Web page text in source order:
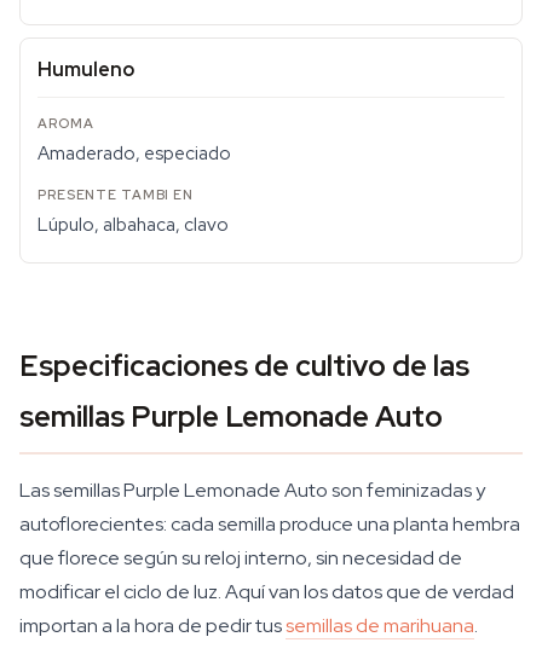
Humuleno
Amaderado, especiado
Lúpulo, albahaca, clavo
Especificaciones de cultivo de las
semillas Purple Lemonade Auto
Las semillas Purple Lemonade Auto son feminizadas y
autoflorecientes: cada semilla produce una planta hembra
que florece según su reloj interno, sin necesidad de
modificar el ciclo de luz. Aquí van los datos que de verdad
importan a la hora de pedir tussemillas de marihuana.